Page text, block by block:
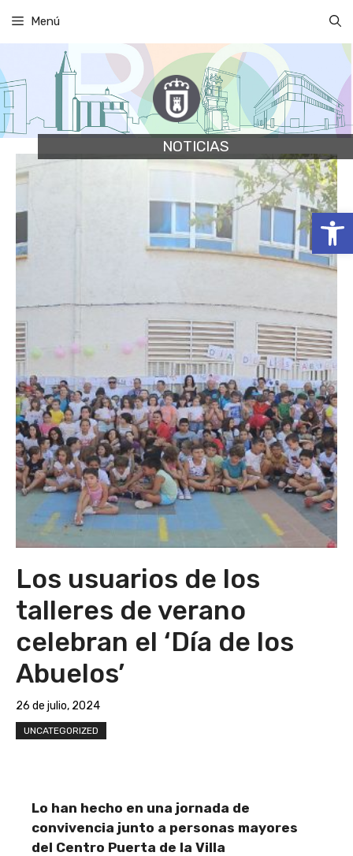
Abrir
contenido
Menú
NOTICIAS
Los usuarios de los
talleres de verano
celebran el ‘Día de los
Abuelos’
26 de julio, 2024
UNCATEGORIZED
Lo han hecho en una jornada de
convivencia junto a personas mayores
del Centro Puerta de la Villa